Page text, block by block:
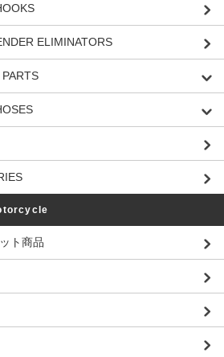
ELIMINATORS
ト商品